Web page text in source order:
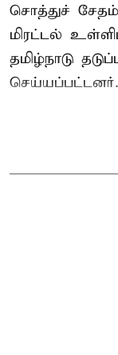
சொத்துச் சேதம்
மிரட்டல்
தமிழ்நாடு
செய்யப்பட்டனர்.